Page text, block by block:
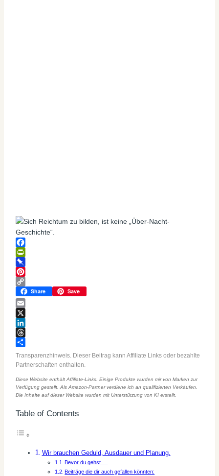
Facebook
PrintFriendly
Pinboard
Pinterest
Copy
Link
Share Save
Email
X
LinkedIn
Threads
Teilen
Transparenzhinweis. Dieser Beitrag kann Affiliate Links oder bezahlte
Partnerschaften enthalten.
Diese Website enthält Affiliate-Links. Einige Produkte wurden mir von Marken zur
Verfügung gestellt. Als Amazon-Partner verdiene ich an qualifizierten Verkäufen.
Die Inhalte auf dieser Website wurden mit Unterstützung von KI erstellt.
Table of Contents
Wir brauchen Geduld, Ausdauer und Planung.
Bevor du gehst …
Beiträge die dir auch gefallen könnten: